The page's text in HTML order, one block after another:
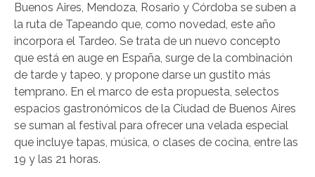
Buenos Aires, Mendoza, Rosario y Córdoba se suben a
la ruta de Tapeando que, como novedad, este año
incorpora el Tardeo. Se trata de un nuevo concepto
que está en auge en España, surge de la combinación
de tarde y tapeo, y propone darse un gustito más
temprano. En el marco de esta propuesta, selectos
espacios gastronómicos de la Ciudad de Buenos Aires
se suman al festival para ofrecer una velada especial
que incluye tapas, música, o clases de cocina, entre las
19 y las 21 horas.